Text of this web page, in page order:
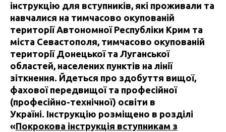
інструкцію для вступників, які проживали та
навчалися на тимчасово окупованій
території Автономної Республіки Крим та
міста Севастополя, тимчасово окупованій
території Донецької та Луганської
областей, населених пунктів на лінії
зіткнення. Йдеться про здобуття вищої,
фахової передвищої та професійної
(професійно-технічної) освіти в
Україні. Інструкцію розміщено в розділі
«Покрокова інструкція вступникам з